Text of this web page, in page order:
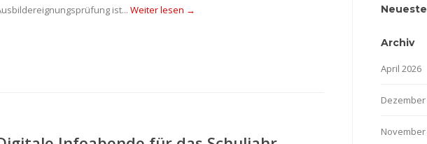
ist... Weiter lesen →
Archiv
April 2026
Dezember
November